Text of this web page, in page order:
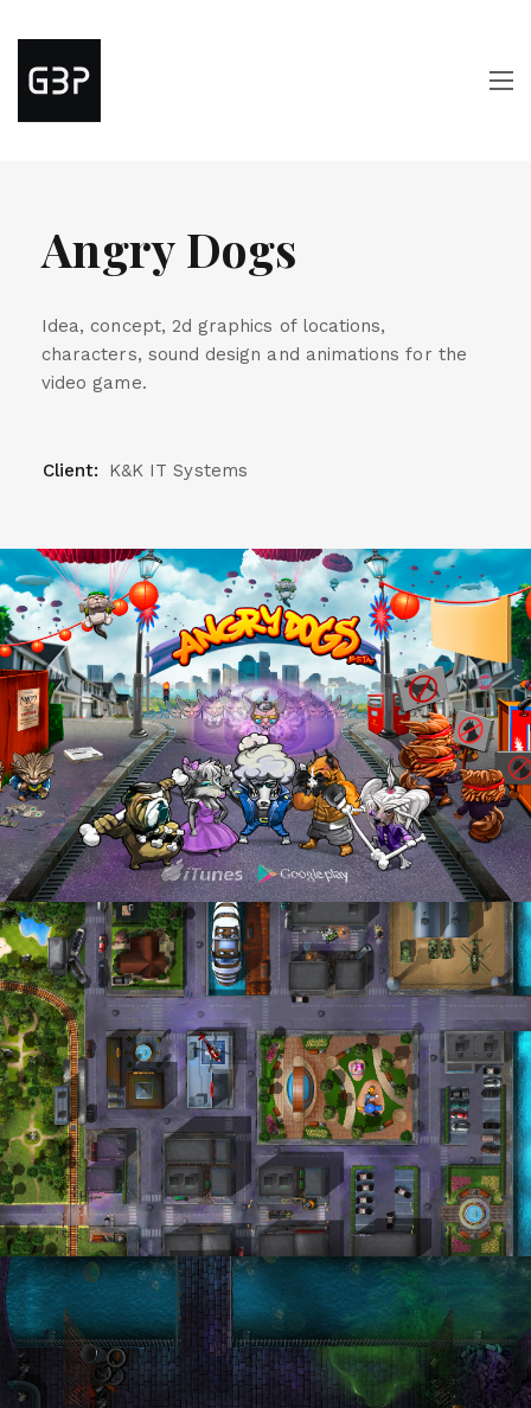
Angry Dogs
Idea, concept, 2d graphics of locations,
characters, sound design and animations for the
video game.
Client: K&K IT Systems